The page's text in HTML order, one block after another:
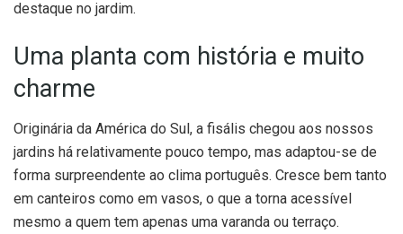
destaque no jardim.
Uma planta com história e muito
charme
Originária da América do Sul, a fisális chegou aos nossos
jardins há relativamente pouco tempo, mas adaptou-se de
forma surpreendente ao clima português. Cresce bem tanto
em canteiros como em vasos, o que a torna acessível
mesmo a quem tem apenas uma varanda ou terraço.